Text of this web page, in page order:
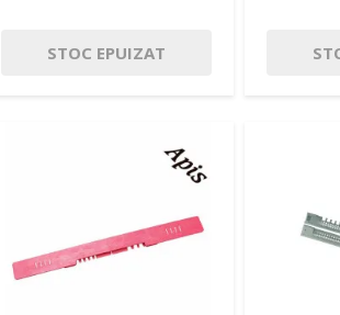
STOC EPUIZAT